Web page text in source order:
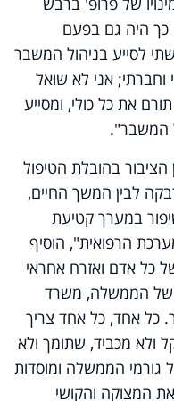
כך היה גם בפעם
לסייע בניהול המשבר
וחברתי; אני לא שואל
את כל כולי, ומסייע
המשבר".
בהובלת הטיפול
לבין המשך החיים,
במערך קטיעת
הרפואית", הוסיף
כל אדם ואזרח אחראי
של הממשלה, משרד
כל אחד, כל אחד צריך
ולא מכביד, שתומך ולא
הממשלה ומוסדות
המצוקה והקושי